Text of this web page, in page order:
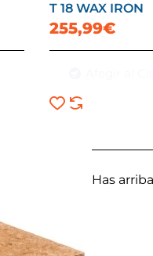
T 18 WAX IRON
255,99€
Has